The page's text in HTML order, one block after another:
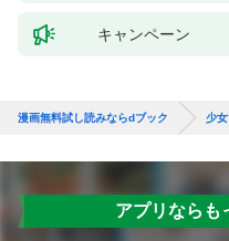
キャンペーン
漫画無料試し読みならdブック 少
アプリならも